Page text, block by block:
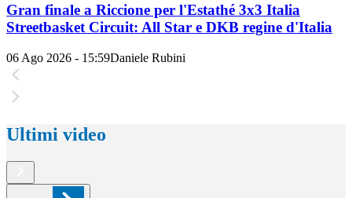
Gran finale a Riccione per l'Estathé 3x3 Italia
Streetbasket Circuit: All Star e DKB regine d'Italia
06 Ago 2026 - 15:59Daniele Rubini
Ultimi video